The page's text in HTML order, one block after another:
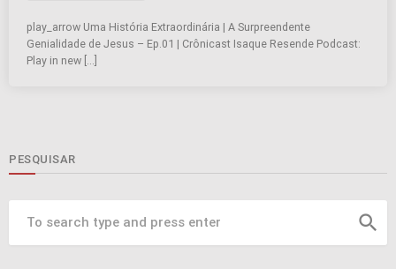
play_arrow Uma História Extraordinária | A Surpreendente
Genialidade de Jesus – Ep.01 | Crônicast Isaque Resende Podcast:
Play in new […]
PESQUISAR
search